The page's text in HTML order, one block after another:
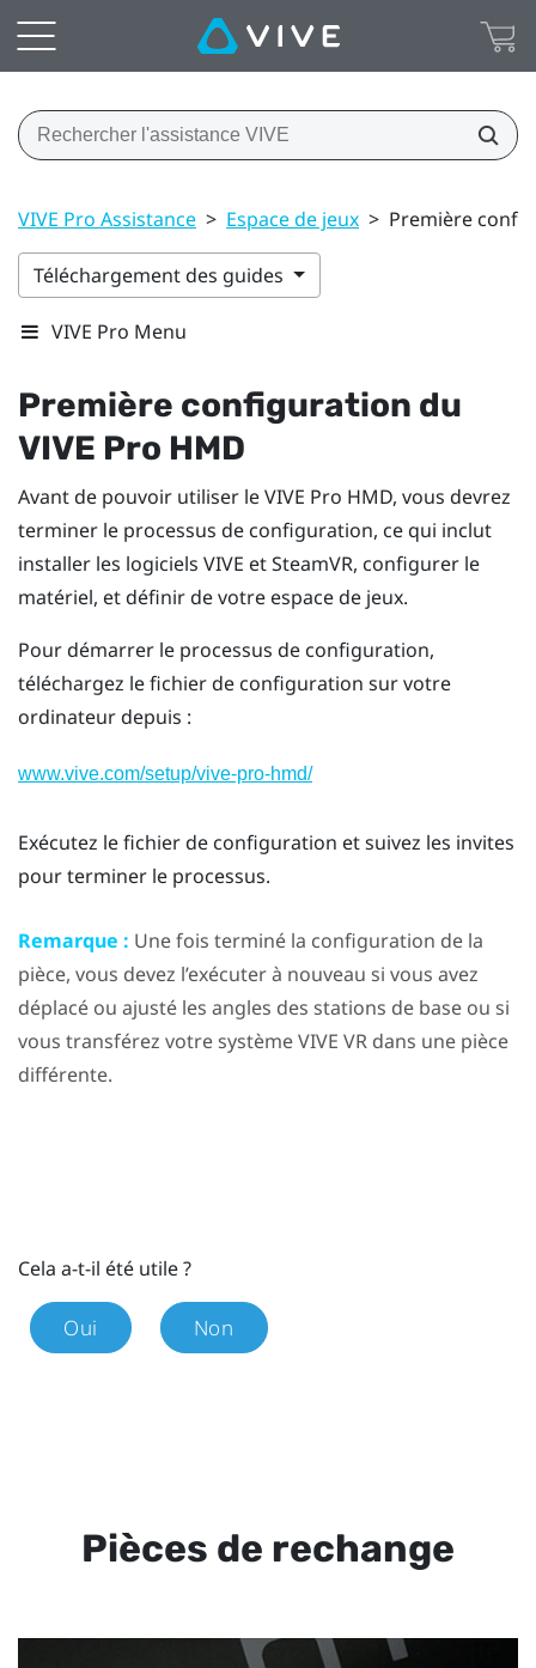
VIVE Pro Assistance > Espace de jeux > Première
Téléchargement des guides
VIVE Pro Menu
Première configuration du
VIVE Pro HMD
Avant de pouvoir utiliser leVIVE Pro HMD, vous devrez
terminer le processus de configuration, ce qui inclut
installer les logiciels VIVE etSteamVR, configurer le
matériel, et définir de votre espace de jeux.
Pour démarrer le processus de configuration,
téléchargez le fichier de configuration sur votre
ordinateur depuis :
www.vive.com/setup/vive-pro-hmd/
Exécutez le fichier de configuration et suivez les invites
pour terminer le processus.
Remarque : Une fois terminé la configuration de la
pièce, vous devez l’exécuter à nouveau si vous avez
déplacé ou ajusté les angles des stations de base ou si
vous transférez votre systèmeVIVE VR dans une pièce
différente.
Cela a-t-il été utile ?
Oui Non
Pièces de rechange